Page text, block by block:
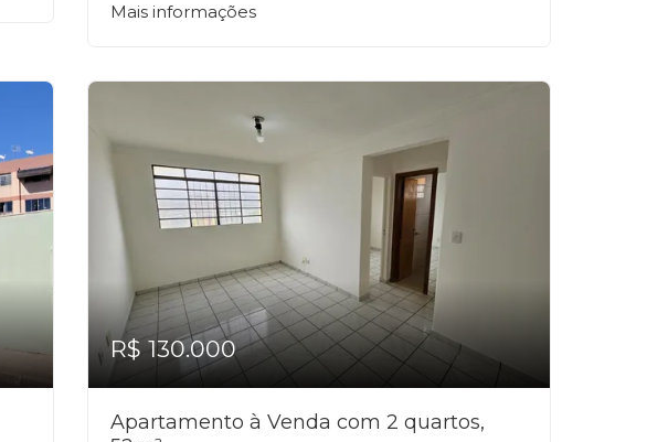
Mais informações
R$ 130.000
Apartamento à Venda com 2 quartos,